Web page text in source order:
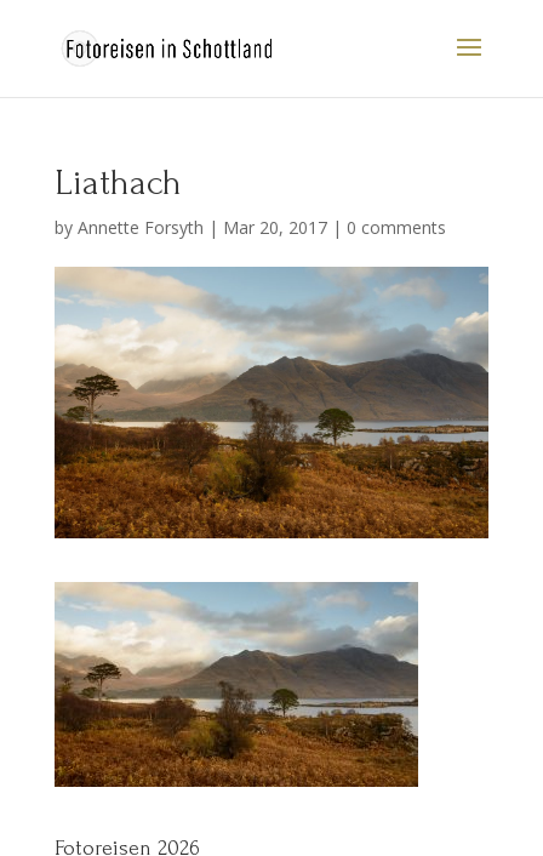
Liathach
by Annette Forsyth | Mar 20, 2017| 0 comments
Fotoreisen 2026